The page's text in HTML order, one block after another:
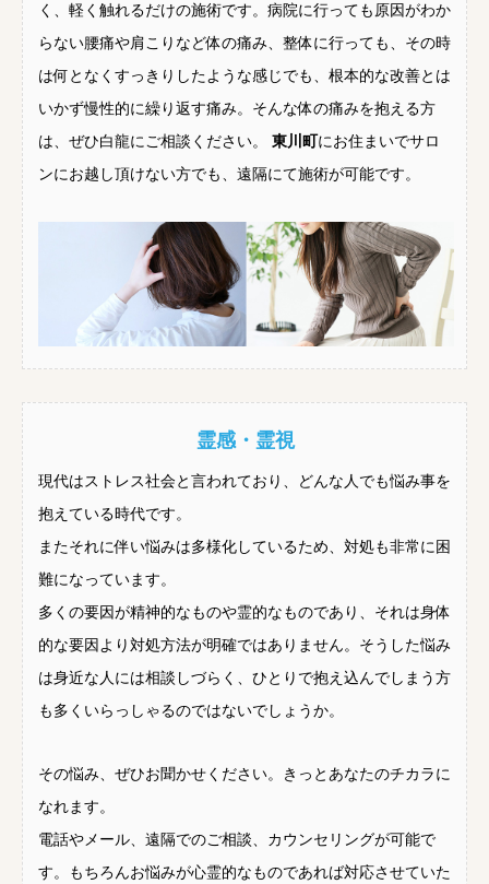
く、軽く触れるだけの施術です。病院に行っても原因がわか
らない腰痛や肩こりなど体の痛み、整体に行っても、その時
は何となくすっきりしたような感じでも、根本的な改善とは
いかず慢性的に繰り返す痛み。そんな体の痛みを抱える方
は、ぜひ白龍にご相談ください。 東川町にお住まいでサロ
ンにお越し頂けない方でも、遠隔にて施術が可能です。
霊感・霊視
現代はストレス社会と言われており、どんな人でも悩み事を
抱えている時代です。
またそれに伴い悩みは多様化しているため、対処も非常に困
難になっています。
多くの要因が精神的なものや霊的なものであり、それは身体
的な要因より対処方法が明確ではありません。そうした悩み
は身近な人には相談しづらく、ひとりで抱え込んでしまう方
も多くいらっしゃるのではないでしょうか。
その悩み、ぜひお聞かせください。きっとあなたのチカラに
なれます。
電話やメール、遠隔でのご相談、カウンセリングが可能で
す。もちろんお悩みが心霊的なものであれば対応させていた